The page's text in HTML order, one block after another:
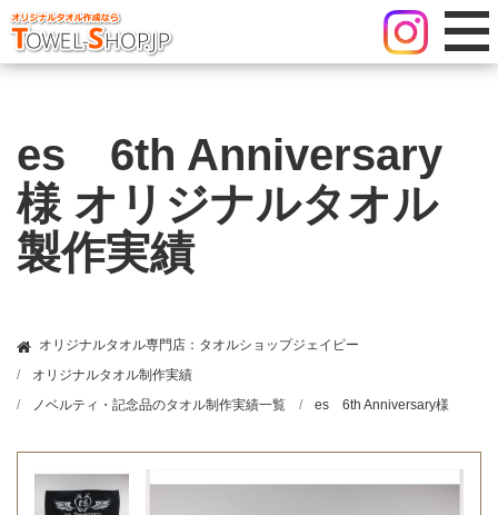
es 6th Anniversary
様 オリジナルタオル
製作実績
オリジナルタオル専門店：タオルショップジェイピー
オリジナルタオル制作実績
ノベルティ・記念品のタオル制作実績一覧
es 6th Anniversary様